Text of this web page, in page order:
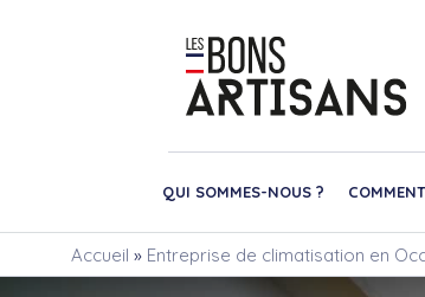
QUI SOMMES-NOUS ?
Accueil » Entreprise de climatisation en